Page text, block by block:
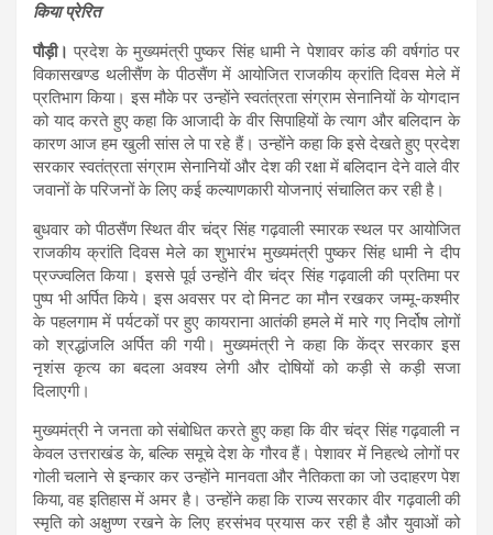
किया प्रेरित
पौड़ी। प्रदेश के मुख्यमंत्री पुष्कर सिंह धामी ने पेशावर कांड की वर्षगांठ पर
विकासखण्ड थलीसैंण के पीठसैंण में आयोजित राजकीय क्रांति दिवस मेले में
प्रतिभाग किया। इस मौके पर उन्होंने स्वतंत्रता संग्राम सेनानियों के योगदान
को याद करते हुए कहा कि आजादी के वीर सिपाहियों के त्याग और बलिदान के
कारण आज हम खुली सांस ले पा रहे हैं। उन्होंने कहा कि इसे देखते हुए प्रदेश
सरकार स्वतंत्रता संग्राम सेनानियों और देश की रक्षा में बलिदान देने वाले वीर
जवानों के परिजनों के लिए कई कल्याणकारी योजनाएं संचालित कर रही है।
बुधवार को पीठसैंण स्थित वीर चंद्र सिंह गढ़वाली स्मारक स्थल पर आयोजित
राजकीय क्रांति दिवस मेले का शुभारंभ मुख्यमंत्री पुष्कर सिंह धामी ने दीप
प्रज्ज्वलित किया। इससे पूर्व उन्होंने वीर चंद्र सिंह गढ़वाली की प्रतिमा पर
पुष्प भी अर्पित किये। इस अवसर पर दो मिनट का मौन रखकर जम्मू-कश्मीर
के पहलगाम में पर्यटकों पर हुए कायराना आतंकी हमले में मारे गए निर्दोष लोगों
को श्रद्धांजलि अर्पित की गयी। मुख्यमंत्री ने कहा कि केंद्र सरकार इस
नृशंस कृत्य का बदला अवश्य लेगी और दोषियों को कड़ी से कड़ी सजा
दिलाएगी।
मुख्यमंत्री ने जनता को संबोधित करते हुए कहा कि वीर चंद्र सिंह गढ़वाली न
केवल उत्तराखंड के, बल्कि समूचे देश के गौरव हैं। पेशावर में निहत्थे लोगों पर
गोली चलाने से इन्कार कर उन्होंने मानवता और नैतिकता का जो उदाहरण पेश
किया, वह इतिहास में अमर है। उन्होंने कहा कि राज्य सरकार वीर गढ़वाली की
स्मृति को अक्षुण्ण रखने के लिए हरसंभव प्रयास कर रही है और युवाओं को